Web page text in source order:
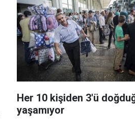
Her 10 kişiden 3'ü
yaşamıyor